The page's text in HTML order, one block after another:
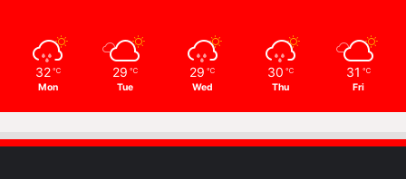
32 ℃
Mon
29 ℃
Tue
29 ℃
Wed
30 ℃
Thu
31 ℃
Fri